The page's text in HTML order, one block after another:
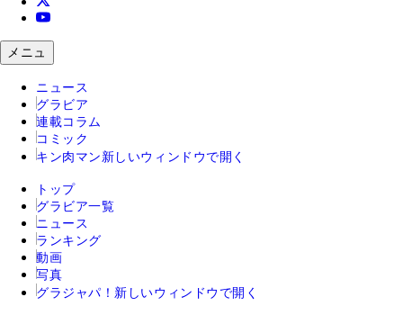
メニュ
ニュース
グラビア
連載コラム
コミック
キン肉マン 新しいウィンドウで開く
トップ
グラビア一覧
ニュース
ランキング
動画
写真
グラジャパ！ 新しいウィンドウで開く